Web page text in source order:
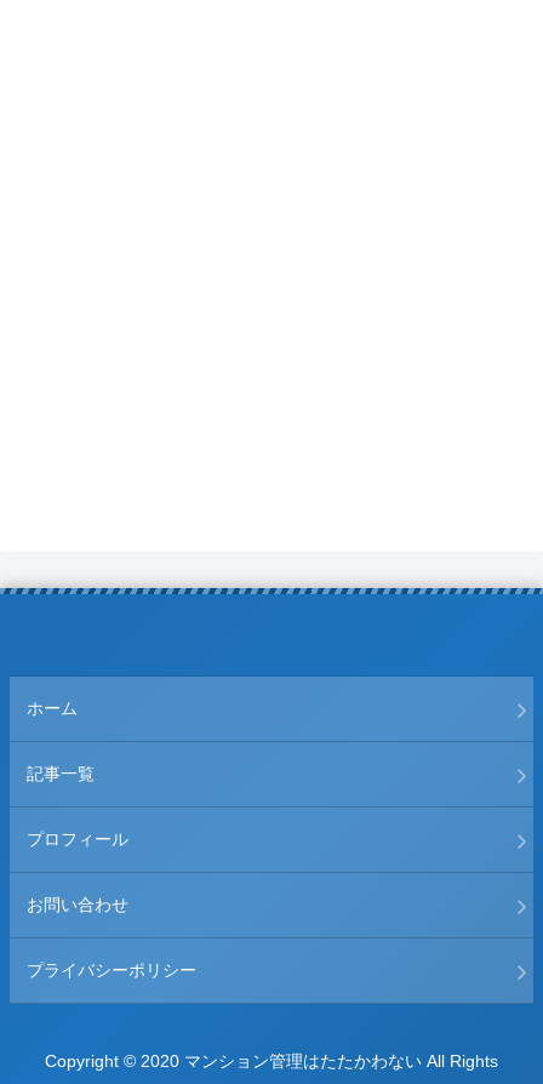
ホーム
記事一覧
プロフィール
お問い合わせ
プライバシーポリシー
Copyright © 2020 マンション管理はたたかわない All Rights